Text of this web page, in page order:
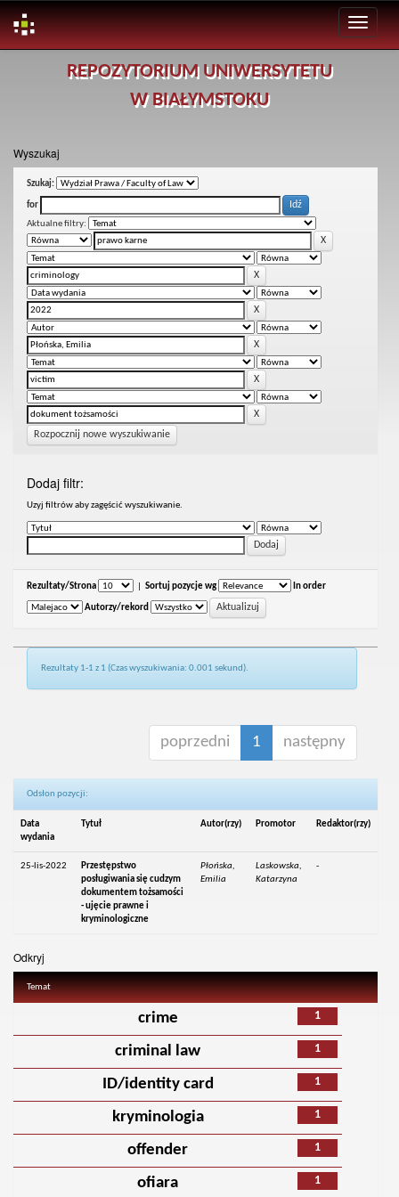
REPOZYTORIUM UNIWERSYTETU
W BIAŁYMSTOKU
Wyszukaj
Szukaj:
for
Aktualne filtry:
Rozpocznij nowe wyszukiwanie
Dodaj filtr:
Uzyj filtrów aby zagęścić wyszukiwanie.
Rezultaty/Strona Sortuj pozycje wg In order
Autorzy/rekord
Rezultaty 1-1 z 1 (Czas wyszukiwania: 0.001 sekund).
poprzedni 1 następny
Odsłon pozycji:
Data
wydania
Tytuł Autor(rzy) Promotor Redaktor(rzy)
25-lis-2022
Przestępstwo
posługiwania się cudzym
dokumentem tożsamości
- ujęcie prawne i
kryminologiczne
Płońska,
Emilia
Laskowska,
Katarzyna
-
Odkryj
Temat
1
crime
1
criminal law
1
ID/identity card
1
kryminologia
1
offender
1
ofiara